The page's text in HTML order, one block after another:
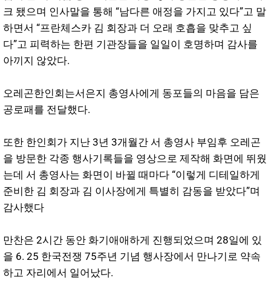
크 됐으며 인사말을 통해 “남다른 애정을 가지고 있다”고 말
하면서 “프란체스카 김 회장과 더 오래 호흡을 맞추고 싶
다”고 피력하는 한편 기관장들을 일일이 호명하며 감사를
아끼지 않았다.
오레곤한인회는서은지 총영사에게 동포들의 마음을 담은
공로패를 전달했다.
또한 한인회가 지난 3년 3개월간 서 총영사 부임후 오레곤
을 방문한 각종 행사기록들을 영상으로 제작해 화면에 뛰웠
는데 서 총영사는 화면이 바뀔 때마다 “이렇게 디테일하게
준비한 김 회장과 김 이사장에게 특별히 감동을 받았다”며
감사했다
만찬은 2시간 동안 화기애애하게 진행되었으며 28일에 있
을 6. 25 한국전쟁 75주년 기념 행사장에서 만나기로 약속
하고 자리에서 일어났다.